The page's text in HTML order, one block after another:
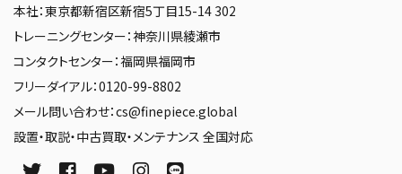
本社：東京都新宿区新宿5丁目15-14 302
トレーニングセンター：神奈川県綾瀬市
コンタクトセンター：福岡県福岡市
フリーダイアル：0120-99-8802
メール問い合わせ：cs@finepiece.global
設置・取説・中古買取・メンテナンス 全国対応